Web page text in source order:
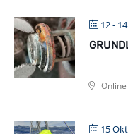
12 -
Online
15